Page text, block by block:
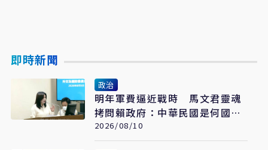
即時新聞
政治
明年軍費逼近戰時 馬文君靈魂
拷問賴政府：中華民國是何國家
狀態？
2026/08/10